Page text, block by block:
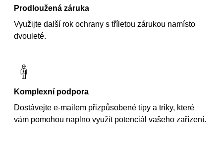
Prodloužená záruka
Využijte další rok ochrany s tříletou zárukou namísto
dvouleté.
Komplexní podpora
Dostávejte e-mailem přizpůsobené tipy a triky, které
vám pomohou naplno využít potenciál vašeho zařízení.